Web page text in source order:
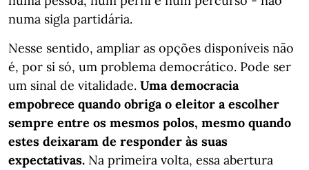
numa sigla partidária.
Nesse sentido, ampliar as opções disponíveis não
é, por si só, um problema democrático. Pode ser
um sinal de vitalidade. Uma democracia
empobrece quando obriga o eleitor a escolher
sempre entre os mesmos polos, mesmo quando
estes deixaram de responder às suas
expectativas. Na primeira volta, essa abertura